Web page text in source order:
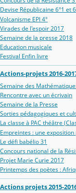
Devise Républicaine 6°1 et
Volcanisme EPI 4°
Virades de l'espoir 2017
Semaine de la presse 2018
Education musicale
Festival Enfin livre
Actions-projets 2016-
Semaine des
Rencontre avec un écrivain
Semaine de la Presse
Sorties pédagogiques et
La classe à PAC théâtre
Empreintes : une
Le défi babélio 31
Concours national de la
Projet Marie Curie 2017
Printemps des poètes :
Actions projets 2015-